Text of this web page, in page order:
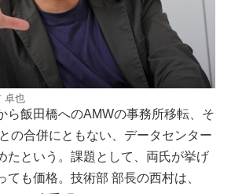
卓也
飯田橋へのAMWの事務所移転、そ
の合併にともない、データセンター
たという。課題として、両氏が挙げ
ても価格。技術部 部長の西村は、